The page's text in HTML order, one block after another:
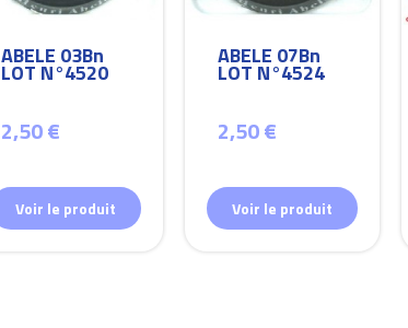
ABELE 03Bn
LOT N°4520
2,50 €
Voir le produit
ABELE 07Bn
LOT N°4524
2,50 €
Voir le produit